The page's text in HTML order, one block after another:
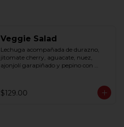
Veggie Salad
Lechuga acompañada de durazno,
jitomate cherry, aguacate, nuez,
ajonjolí garapiñado y pepino con
$129.00